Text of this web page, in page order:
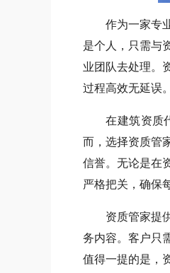
作为一家专
是个人，只需与
业团队去处理。
过程高效无延误。
在建筑资质代
而，选择资质管
信誉。无论是在
严格把关，确保
资质管家提供
务内容。客户只
值得一提的是，